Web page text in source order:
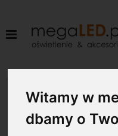
Witamy w
dbamy o
koniec
galerii
36W